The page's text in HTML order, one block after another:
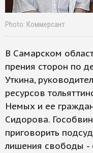
Photo: Коммерсант
В Самарском
прения сторон по
Уткина,
ресурсов
Немых и ее
Сидорова.
приговорить
лишения свободы -